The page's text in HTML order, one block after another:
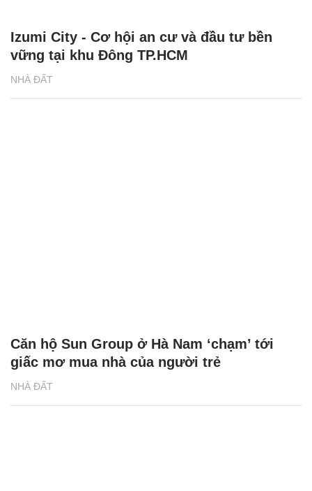
NHÀ ĐẤT
Izumi City - Cơ hội an cư và đầu tư bền
vững tại khu Đông TP.HCM
NHÀ ĐẤT
Căn hộ Sun Group ở Hà Nam ‘chạm’ tới
giấc mơ mua nhà của người trẻ